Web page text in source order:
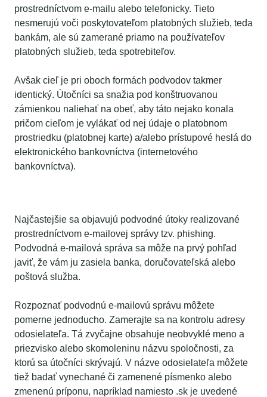
prostredníctvom e-mailu alebo telefonicky. Tieto
nesmerujú voči poskytovateľom platobných služieb, teda
bankám, ale sú zamerané priamo na používateľov
platobných služieb, teda spotrebiteľov.
Avšak cieľ je pri oboch formách podvodov takmer
identický. Útočníci sa snažia pod konštruovanou
zámienkou naliehať na obeť, aby táto nejako konala
pričom cieľom je vylákať od nej údaje o platobnom
prostriedku (platobnej karte) a/alebo prístupové heslá do
elektronického bankovníctva (internetového
bankovníctva).
Najčastejšie sa objavujú podvodné útoky realizované
prostredníctvom e-mailovej správy tzv. phishing.
Podvodná e-mailová správa sa môže na prvý pohľad
javiť, že vám ju zasiela banka, doručovateľská alebo
poštová služba.
Rozpoznať podvodnú e-mailovú správu môžete
pomerne jednoducho. Zamerajte sa na kontrolu adresy
odosielateľa. Tá zvyčajne obsahuje neobvyklé meno a
priezvisko alebo skomoleninu názvu spoločnosti, za
ktorú sa útočníci skrývajú. V názve odosielateľa môžete
tiež badať vynechané či zamenené písmenko alebo
zmenenú príponu, napríklad namiesto .sk je uvedené